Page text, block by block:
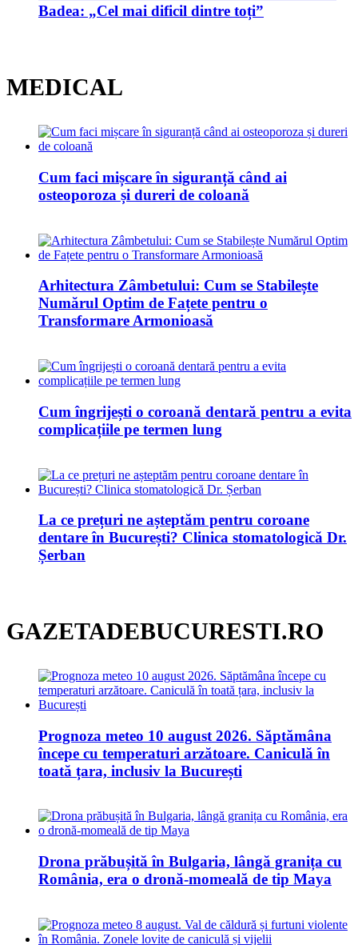
Badea: „Cel mai dificil dintre toți”
MEDICAL
Cum faci mișcare în siguranță când ai
osteoporoza și dureri de coloană
Arhitectura Zâmbetului: Cum se Stabilește
Numărul Optim de Fațete pentru o
Transformare Armonioasă
Cum îngrijești o coroană dentară pentru a evita
complicațiile pe termen lung
La ce prețuri ne așteptăm pentru coroane
dentare în București? Clinica stomatologică Dr.
Șerban
GAZETADEBUCURESTI.RO
Prognoza meteo 10 august 2026. Săptămâna
începe cu temperaturi arzătoare. Caniculă în
toată țara, inclusiv la București
Drona prăbușită în Bulgaria, lângă granița cu
România, era o dronă-momeală de tip Maya